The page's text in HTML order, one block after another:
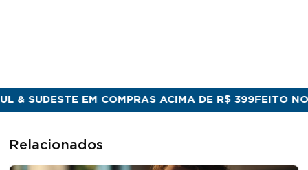
EM COMPRAS ACIMA DE R$ 399FEITO NO
Relacionados